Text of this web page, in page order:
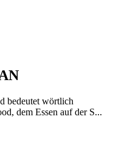
bedeutet wörtlich
dem Essen auf der S...